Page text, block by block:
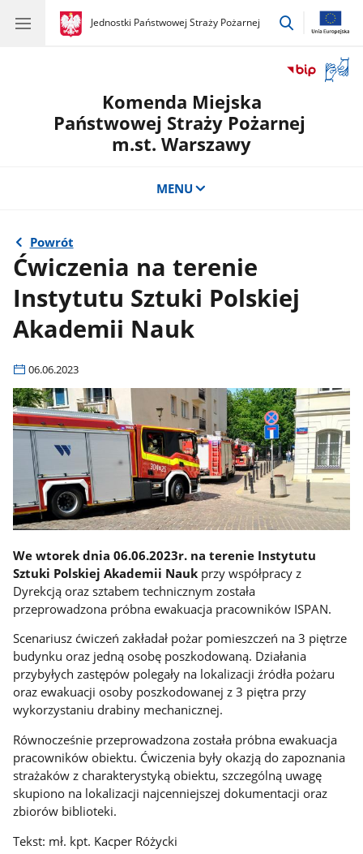
gov.pl
Jednostki Państwowej Straży Pożarnej
gov.pl
Jednostki
przejdź
okno
Komenda Miejska
Państwowej Straży Pożarnej
m.st. Warszawy
MENU
Powrót
Ćwiczenia na terenie
Instytutu Sztuki Polskiej
Akademii Nauk
06.06.2023
We wtorek dnia 06.06.2023r. na terenie Instytutu
Sztuki Polskiej Akademii Nauk przy współpracy z
Dyrekcją oraz sztabem technicznym została
przeprowadzona próbna ewakuacja pracowników ISPAN.
Scenariusz ćwiczeń zakładał pożar pomieszczeń na 3 piętrze
budynku oraz jedną osobę poszkodowaną. Działania
przybyłych zastępów polegały na lokalizacji źródła pożaru
oraz ewakuacji osoby poszkodowanej z 3 piętra przy
wykorzystaniu drabiny mechanicznej.
Równocześnie przeprowadzona została próbna ewakuacja
pracowników obiektu. Ćwiczenia były okazją do zapoznania
strażaków z charakterystyką obiektu, szczególną uwagę
skupiono na lokalizacji najcenniejszej dokumentacji oraz
zbiorów biblioteki.
Tekst: mł. kpt. Kacper Różycki